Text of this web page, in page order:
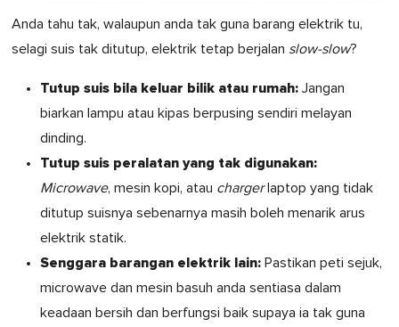
Anda tahu tak, walaupun anda tak guna barang elektrik tu,
selagi suis tak ditutup, elektrik tetap berjalan slow-slow?
Tutup suis bila keluar bilik atau rumah: Jangan
biarkan lampu atau kipas berpusing sendiri melayan
dinding.
Tutup suis peralatan yang tak digunakan:
Microwave, mesin kopi, atau chargerlaptop yang tidak
ditutup suisnya sebenarnya masih boleh menarik arus
elektrik statik.
Senggara barangan elektrik lain: Pastikan peti sejuk,
microwave dan mesin basuh anda sentiasa dalam
keadaan bersih dan berfungsi baik supaya ia tak guna